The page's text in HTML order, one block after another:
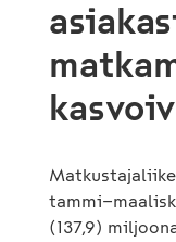
(137,9)